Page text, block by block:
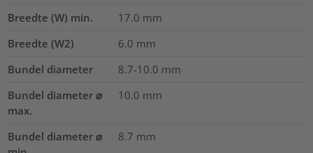
Breedte (W) min.
17.0 mm
Breedte (W2)
6.0 mm
Bundel diameter
8.7-10.0 mm
Bundel diameter ⌀
max.
10.0 mm
Bundel diameter ⌀
8.7 mm